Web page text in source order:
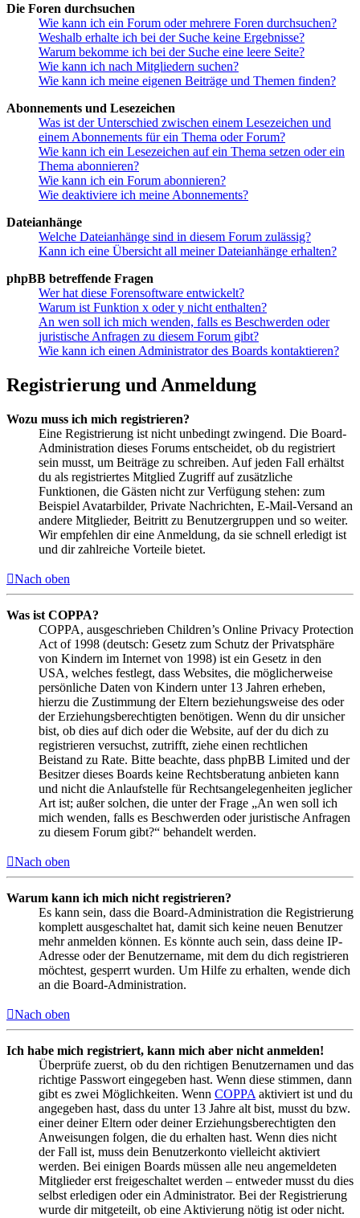
Die Foren durchsuchen
Wie kann ich ein Forum oder mehrere Foren durchsuchen?
Weshalb erhalte ich bei der Suche keine Ergebnisse?
Warum bekomme ich bei der Suche eine leere Seite?
Wie kann ich nach Mitgliedern suchen?
Wie kann ich meine eigenen Beiträge und Themen finden?
Abonnements und Lesezeichen
Was ist der Unterschied zwischen einem Lesezeichen und
einem Abonnements für ein Thema oder Forum?
Wie kann ich ein Lesezeichen auf ein Thema setzen oder ein
Thema abonnieren?
Wie kann ich ein Forum abonnieren?
Wie deaktiviere ich meine Abonnements?
Dateianhänge
Welche Dateianhänge sind in diesem Forum zulässig?
Kann ich eine Übersicht all meiner Dateianhänge erhalten?
phpBB betreffende Fragen
Wer hat diese Forensoftware entwickelt?
Warum ist Funktion x oder y nicht enthalten?
An wen soll ich mich wenden, falls es Beschwerden oder
juristische Anfragen zu diesem Forum gibt?
Wie kann ich einen Administrator des Boards kontaktieren?
Registrierung und Anmeldung
Wozu muss ich mich registrieren?
Eine Registrierung ist nicht unbedingt zwingend. Die Board-
Administration dieses Forums entscheidet, ob du registriert
sein musst, um Beiträge zu schreiben. Auf jeden Fall erhältst
du als registriertes Mitglied Zugriff auf zusätzliche
Funktionen, die Gästen nicht zur Verfügung stehen: zum
Beispiel Avatarbilder, Private Nachrichten, E-Mail-Versand an
andere Mitglieder, Beitritt zu Benutzergruppen und so weiter.
Wir empfehlen dir eine Anmeldung, da sie schnell erledigt ist
und dir zahlreiche Vorteile bietet.
Nach oben
Was ist COPPA?
COPPA, ausgeschrieben Children’s Online Privacy Protection
Act of 1998 (deutsch: Gesetz zum Schutz der Privatsphäre
von Kindern im Internet von 1998) ist ein Gesetz in den
USA, welches festlegt, dass Websites, die möglicherweise
persönliche Daten von Kindern unter 13 Jahren erheben,
hierzu die Zustimmung der Eltern beziehungsweise des oder
der Erziehungsberechtigten benötigen. Wenn du dir unsicher
bist, ob dies auf dich oder die Website, auf der du dich zu
registrieren versuchst, zutrifft, ziehe einen rechtlichen
Beistand zu Rate. Bitte beachte, dass phpBB Limited und der
Besitzer dieses Boards keine Rechtsberatung anbieten kann
und nicht die Anlaufstelle für Rechtsangelegenheiten jeglicher
Art ist; außer solchen, die unter der Frage „An wen soll ich
mich wenden, falls es Beschwerden oder juristische Anfragen
zu diesem Forum gibt?“ behandelt werden.
Nach oben
Warum kann ich mich nicht registrieren?
Es kann sein, dass die Board-Administration die Registrierung
komplett ausgeschaltet hat, damit sich keine neuen Benutzer
mehr anmelden können. Es könnte auch sein, dass deine IP-
Adresse oder der Benutzername, mit dem du dich registrieren
möchtest, gesperrt wurden. Um Hilfe zu erhalten, wende dich
an die Board-Administration.
Nach oben
Ich habe mich registriert, kann mich aber nicht anmelden!
Überprüfe zuerst, ob du den richtigen Benutzernamen und das
richtige Passwort eingegeben hast. Wenn diese stimmen, dann
gibt es zwei Möglichkeiten. Wenn COPPA aktiviert ist und du
angegeben hast, dass du unter 13 Jahre alt bist, musst du bzw.
einer deiner Eltern oder deiner Erziehungsberechtigten den
Anweisungen folgen, die du erhalten hast. Wenn dies nicht
der Fall ist, muss dein Benutzerkonto vielleicht aktiviert
werden. Bei einigen Boards müssen alle neu angemeldeten
Mitglieder erst freigeschaltet werden – entweder musst du dies
selbst erledigen oder ein Administrator. Bei der Registrierung
wurde dir mitgeteilt, ob eine Aktivierung nötig ist oder nicht.